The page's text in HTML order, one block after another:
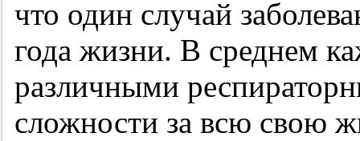
что один случай
года жизни. В среднем
различными
сложности за всю свою